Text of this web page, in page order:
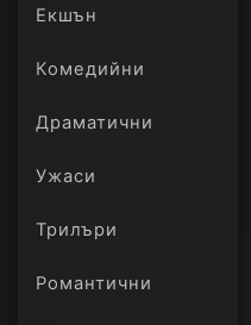
Екшън
Комедийни
Драматични
Ужаси
Трилъри
онлайн
Романтични